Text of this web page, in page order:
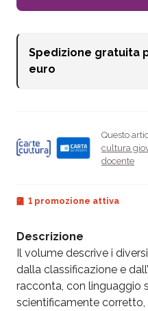
Spedizione gratuita
euro
Questo
cultura
docente
1 promozione attiva
Descrizione
Il volume descrive i
dalla classificazione e
racconta, con linguaggio
scientificamente